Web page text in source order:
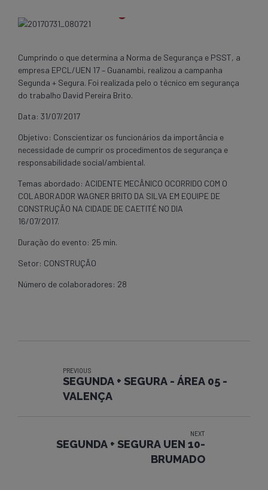
Cumprindo o que determina a Norma de Segurança e PSST, a
empresa EPCL/UEN 17 – Guanambi, realizou a campanha
Segunda + Segura. Foi realizada pelo o técnico em segurança
do trabalho David Pereira Brito.
Data: 31/07/2017
Objetivo: Conscientizar os funcionários da importância e
necessidade de cumprir os procedimentos de segurança e
responsabilidade social/ambiental.
Temas abordado: ACIDENTE MECÂNICO OCORRIDO COM O
COLABORADOR WAGNER BRITO DA SILVA EM EQUIPE DE
CONSTRUÇÃO NA CIDADE DE CAETITÉ NO DIA
16/07/2017.
Duração do evento: 25 min.
Setor: CONSTRUÇÃO
Número de colaboradores: 28
PREVIOUS
SEGUNDA + SEGURA - ÁREA 05 -
VALENÇA
NEXT
SEGUNDA + SEGURA UEN 10-
BRUMADO